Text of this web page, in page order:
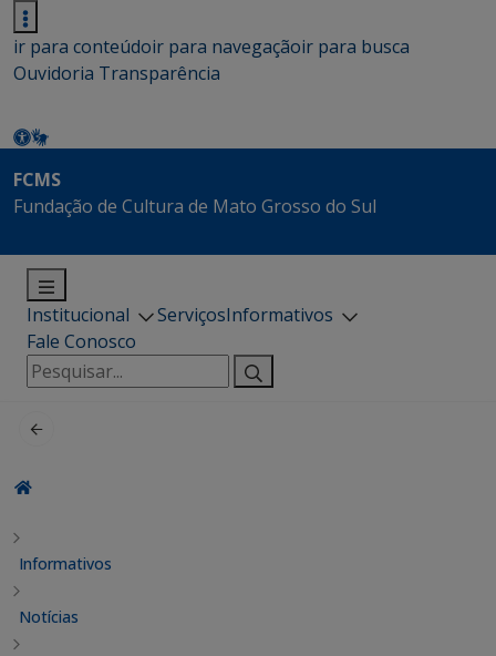
ir para conteúdoir para navegaçãoir para busca
Ouvidoria Transparência
FCMS
Fundação de Cultura de Mato Grosso do Sul
Institucional ServiçosInformativos
Fale Conosco
Pesquisar
por:
Informativos
Notícias